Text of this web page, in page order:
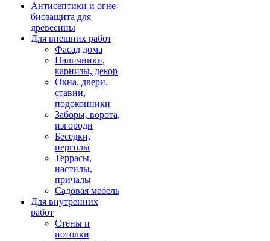
Антисептики и огне-
биозащита для
древесины
Для внешних работ
Фасад дома
Наличники,
карнизы, декор
Окна, двери,
ставни,
подоконники
Заборы, ворота,
изгороди
Беседки,
перголы
Террасы,
настилы,
причалы
Садовая мебель
Для внутренних
работ
Стены и
потолки